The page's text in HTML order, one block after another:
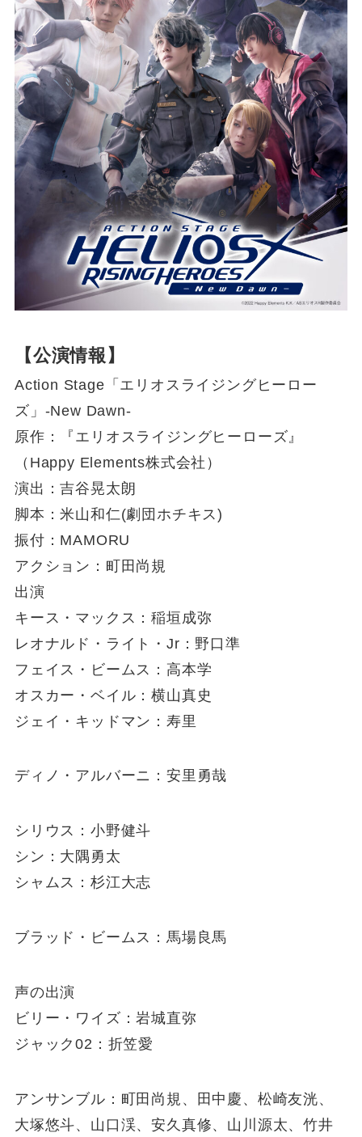
【公演情報】
Action Stage「エリオスライジングヒーロー
ズ」-New Dawn-
原作：『エリオスライジングヒーローズ』
（Happy Elements株式会社）
演出：吉谷晃太朗
脚本：米山和仁(劇団ホチキス)
振付：MAMORU
アクション：町田尚規
出演
キース・マックス：稲垣成弥
レオナルド・ライト・Jr：野口準
フェイス・ビームス：高本学
オスカー・ベイル：横山真史
ジェイ・キッドマン：寿里
ディノ・アルバーニ：安里勇哉
シリウス：小野健斗
シン：大隅勇太
シャムス：杉江大志
ブラッド・ビームス：馬場良馬
声の出演
ビリー・ワイズ：岩城直弥
ジャック02：折笠愛
アンサンブル：町田尚規、田中慶、松崎友洸、
大塚悠斗、山口渓、安久真修、山川源太、竹井